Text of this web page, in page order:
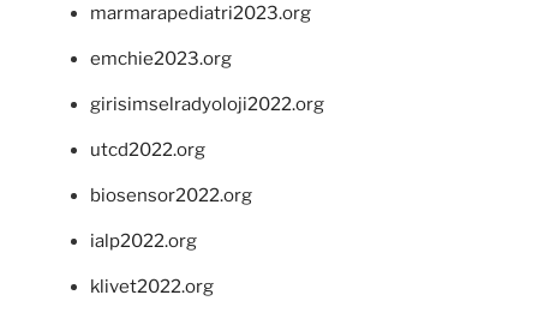
marmarapediatri2023.org
emchie2023.org
girisimselradyoloji2022.org
utcd2022.org
biosensor2022.org
ialp2022.org
klivet2022.org